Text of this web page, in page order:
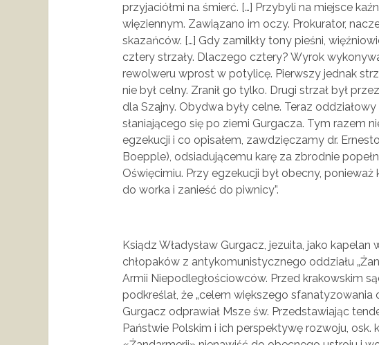
przyjaciółmi na śmierć. […] Przybyli na miejsce
więziennym. Zawiązano im oczy. Prokurator,
skazańców. […] Gdy zamilkły tony pieśni,
cztery strzały. Dlaczego cztery? Wyrok
rewolweru wprost w potylicę. Pierwszy jednak
nie był celny. Zranił go tylko. Drugi strzał był
dla Szajny. Obydwa były celne. Teraz
słaniającego się po ziemi Gurgacza. Tym razem
egzekucji i co opisałem, zawdzięczamy dr.
Boepple), odsiadującemu karę za zbrodnie
Oświęcimiu. Przy egzekucji był obecny,
do worka i zanieść do piwnicy”.
Ksiądz Władysław Gurgacz, jezuita, jako kapelan
chłopaków z antykomunistycznego oddziału
Armii Niepodległościowców. Przed krakowskim
podkreślał, że „celem większego sfanatyzowania
Gurgacz odprawiał Msze św. Przedstawiając
Państwie Polskim i ich perspektywę rozwoju, osk.